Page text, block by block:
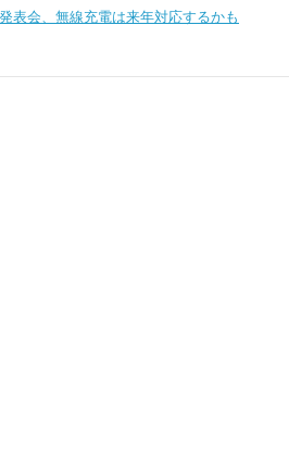
表会、無線充電は来年対応するかも